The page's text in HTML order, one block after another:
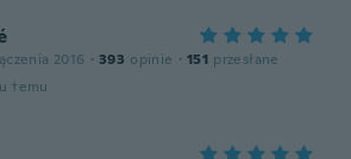
2016 · 393 opinie · 151 przesłane
temu